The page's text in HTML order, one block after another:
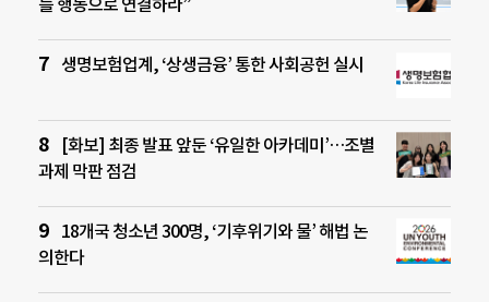
를 행동으로 연결하라”
생명보험업계, ‘상생금융’ 통한 사회공헌 실시
[화보] 최종 발표 앞둔 ‘유일한 아카데미’…조별
과제 막판 점검
18개국 청소년 300명, ‘기후위기와 물’ 해법 논
의한다